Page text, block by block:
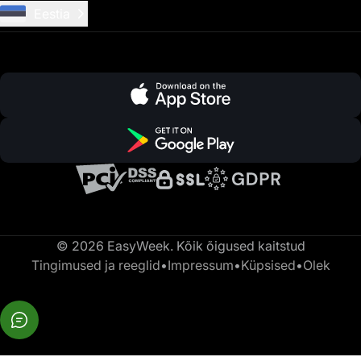
© 2026 EasyWeek. Kõik õigused kaitstud
Tingimused ja reeglid•Impressum•Küpsised•Olek